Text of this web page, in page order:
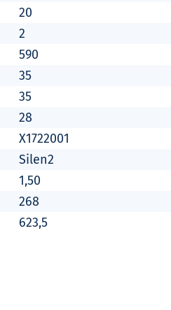
20
2
590
35
35
28
X1722001
Silen2
1,50
268
623,5